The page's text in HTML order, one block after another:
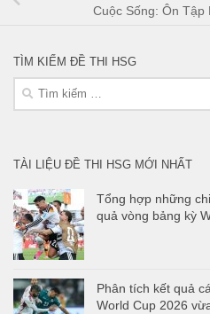
Cuộc Sống: Ôn Tập
TÌM KIẾM ĐỀ THI HSG
Tìm
TÀI LIỆU ĐỀ THI HSG MỚI NHẤT
Tổng hợp những
quả vòng bảng kỳ
Phân tích kết quả
World Cup 2026